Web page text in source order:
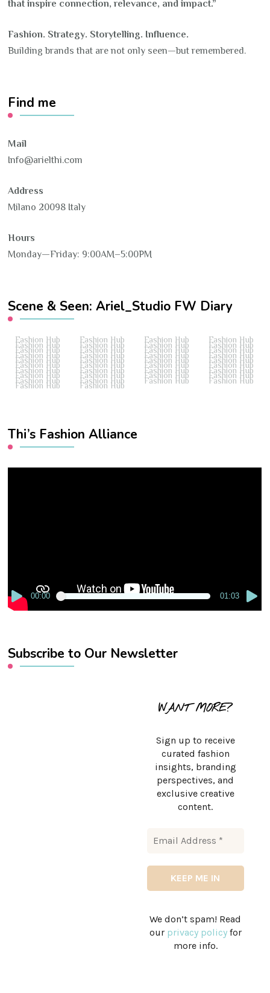
that inspire connection, relevance, and impact.”
Fashion. Strategy. Storytelling. Influence.
Building brands that are not only seen—but remembered.
Find me
Mail
Info@arielthi.com
Address
Milano 20098 Italy
Hours
Monday—Friday: 9:00AM–5:00PM
Scene & Seen: Ariel_Studio FW Diary
Fashion Hub Fashion Hub Fashion Hub Fashion Hub
Fashion Hub Fashion Hub Fashion Hub Fashion Hub
Fashion Hub Fashion Hub Fashion Hub Fashion Hub
Fashion Hub Fashion Hub Fashion Hub Fashion Hub
Fashion Hub Fashion Hub Fashion Hub Fashion Hub
Fashion Hub Fashion Hub Fashion Hub Fashion Hub
Fashion Hub Fashion Hub Fashion Hub Fashion Hub
Fashion Hub Fashion Hub Fashion Hub Fashion Hub
Fashion Hub Fashion Hub Fashion Hub Fashion Hub
Fashion Hub Fashion Hub
Thi’s Fashion Alliance
00:00 01:03
Subscribe to Our Newsletter
WANT MORE?
Sign up to receive
curated fashion
insights, branding
perspectives, and
exclusive creative
content.
We don’t spam! Read
our privacy policyfor
more info.